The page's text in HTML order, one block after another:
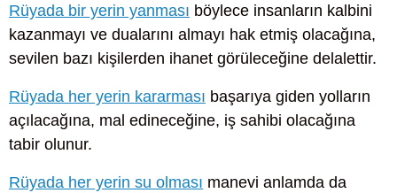
Rüyada bir yerin yanması böylece insanların kalbini
kazanmayı ve dualarını almayı hak etmiş olacağına,
sevilen bazı kişilerden ihanet görüleceğine delalettir.
Rüyada her yerin kararması başarıya giden yolların
açılacağına, mal edineceğine, iş sahibi olacağına
tabir olunur.
Rüyada her yerin su olması manevi anlamda da